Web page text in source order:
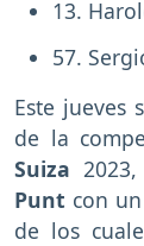
13.
57.
Este jueves
de la
Suiza
Punt con
de los